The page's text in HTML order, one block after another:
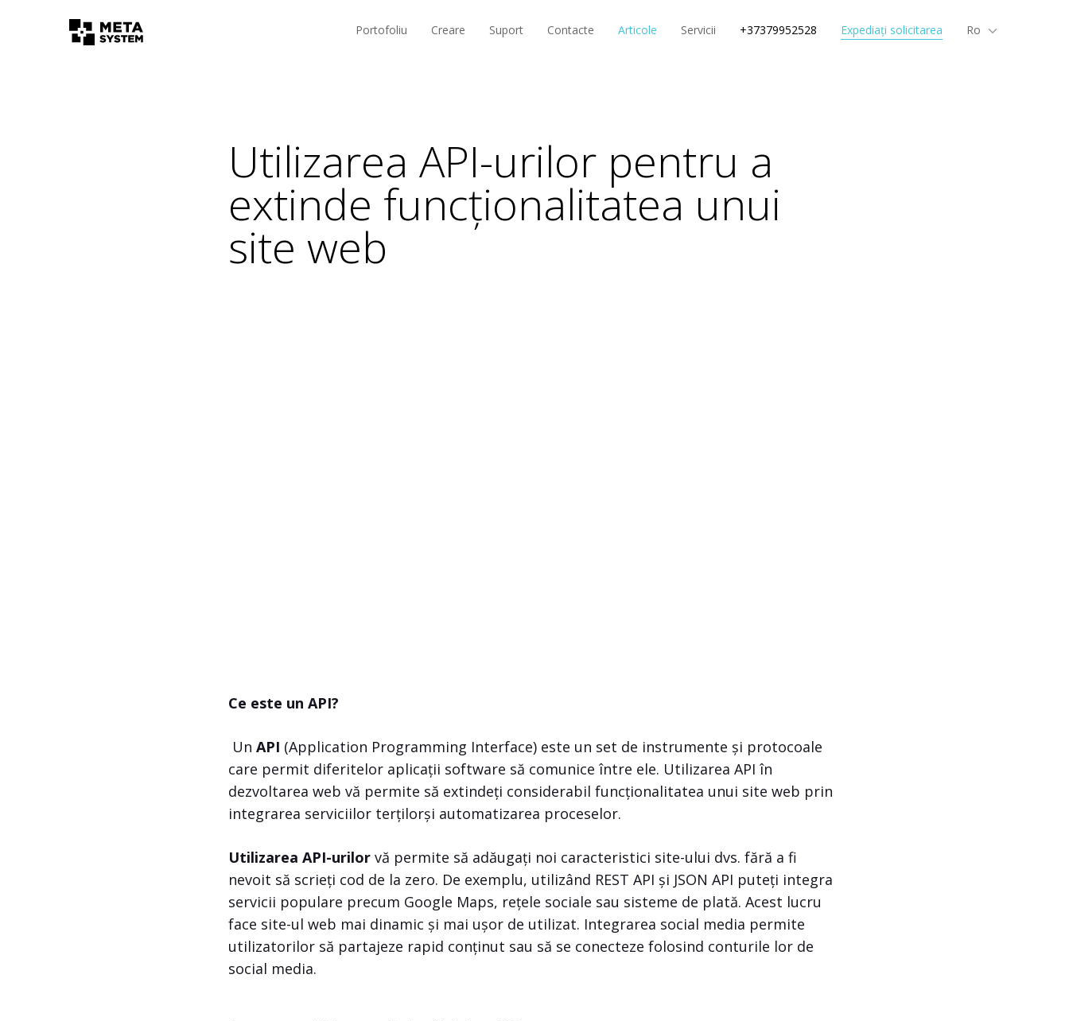
Portofoliu Creare Suport Contacte Articole Servicii +37379952528 Expediați solicitarea Ro
Utilizarea API-urilor pentru a
extinde funcționalitatea unui
site web
Ce este un API?
Un API (Application Programming Interface) este un set de instrumente și protocoale
care permit diferitelor aplicații software să comunice între ele. Utilizarea API în
dezvoltarea web vă permite să extindeți considerabil funcționalitatea unui site web prin
integrarea serviciilor terțilorși automatizarea proceselor.
Utilizarea API-urilor vă permite să adăugați noi caracteristici site-ului dvs. fără a fi
nevoit să scrieți cod de la zero. De exemplu, utilizând REST API și JSON API puteți integra
servicii populare precum Google Maps, rețele sociale sau sisteme de plată. Acest lucru
face site-ul web mai dinamic și mai ușor de utilizat. Integrarea social media permite
utilizatorilor să partajeze rapid conținut sau să se conecteze folosind conturile lor de
social media.